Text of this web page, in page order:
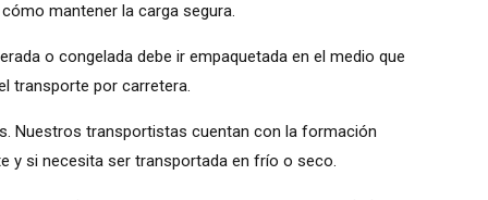
mantener la carga segura.
o congelada debe ir empaquetada en el medio que
transporte por carretera.
Nuestros transportistas cuentan con la formación
y si necesita ser transportada en frío o seco.